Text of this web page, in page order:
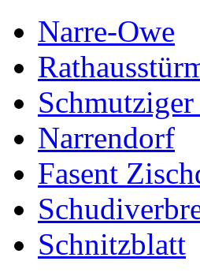
Narre-Owe
Narrendorf
Fasent
Schnitzblatt